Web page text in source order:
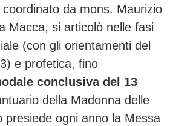
da mons. Maurizio
Macca, si articolò nelle fasi
(con gli orientamenti del
e profetica, fino
conclusiva del 13
della Madonna delle
presiede ogni anno la Messa